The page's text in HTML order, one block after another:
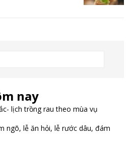
nay
lịch trồng rau theo mùa vụ
ngõ, lễ ăn hỏi, lễ rước dâu, đám